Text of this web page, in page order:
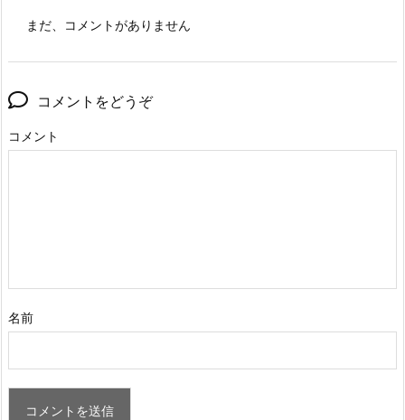
まだ、コメントがありません
コメントをどうぞ
コメント
名前